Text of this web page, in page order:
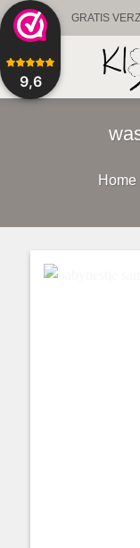
9,6
Ga
naar
inhoud
GRATIS
UNIEKE
VOORRAAD
CUSTUM
Home